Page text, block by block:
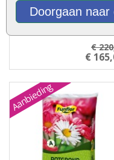
Doorgaan naar
€
€
Aanbieding